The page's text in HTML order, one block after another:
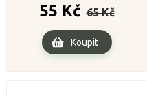
55 Kč cena
65 Kč
Cena
Koupit